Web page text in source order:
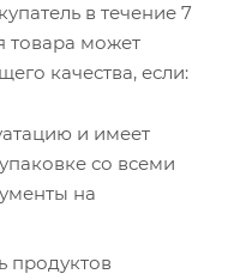
в течение 7
товара может
качества, если:
и имеет
со всеми
на
продуктов